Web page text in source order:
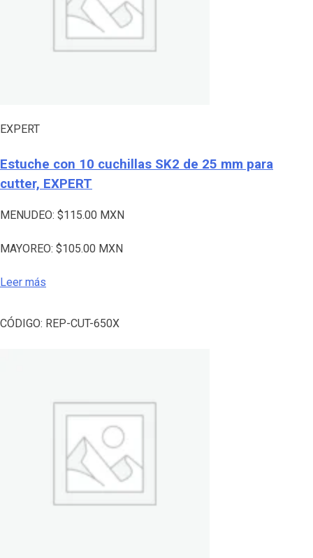
EXPERT
Estuche con 10 cuchillas SK2 de 25 mm para
cutter, EXPERT
MENUDEO: $115.00 MXN
MAYOREO: $105.00 MXN
Leer más
CÓDIGO: REP-CUT-650X